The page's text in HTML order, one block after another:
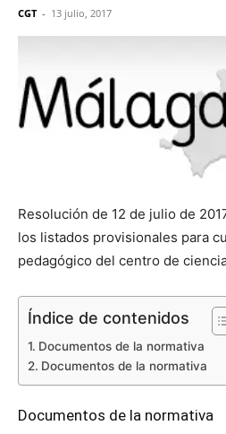
CGT - 13 julio, 2017
Resolución de 12 de julio de
los listados provisionales para
pedagógico del centro de
Índice de contenidos
Documentos de la normativa
Documentos de la normativa
Documentos de la normativa